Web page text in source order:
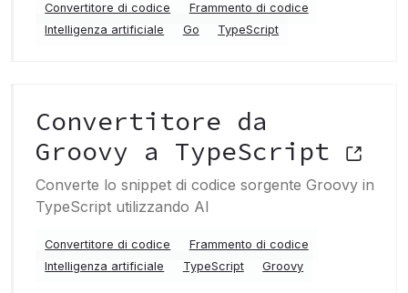
Convertitore di codice
Frammento di codice
Intelligenza artificiale
Go TypeScript
Convertitore da
Groovy a TypeScript
Converte lo snippet di codice sorgente Groovy in
TypeScript utilizzando AI
Convertitore di codice
Frammento di codice
Intelligenza artificiale
TypeScript Groovy